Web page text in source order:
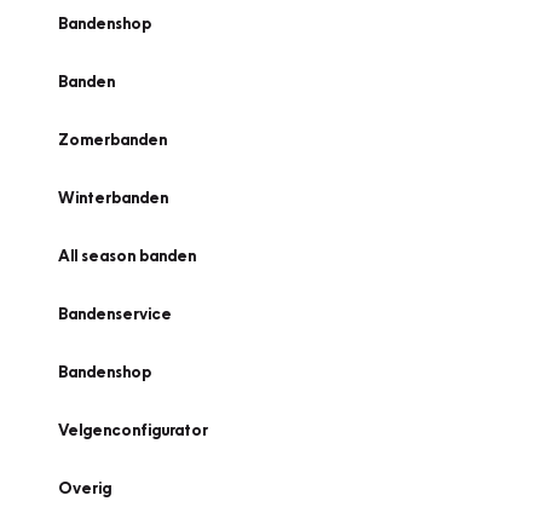
Bandenshop
Banden
Zomerbanden
Winterbanden
All season banden
Bandenservice
Bandenshop
Velgenconfigurator
Overig